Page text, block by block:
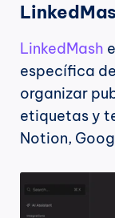
LinkedMash
específica
organizar
etiquetas y
Notion,